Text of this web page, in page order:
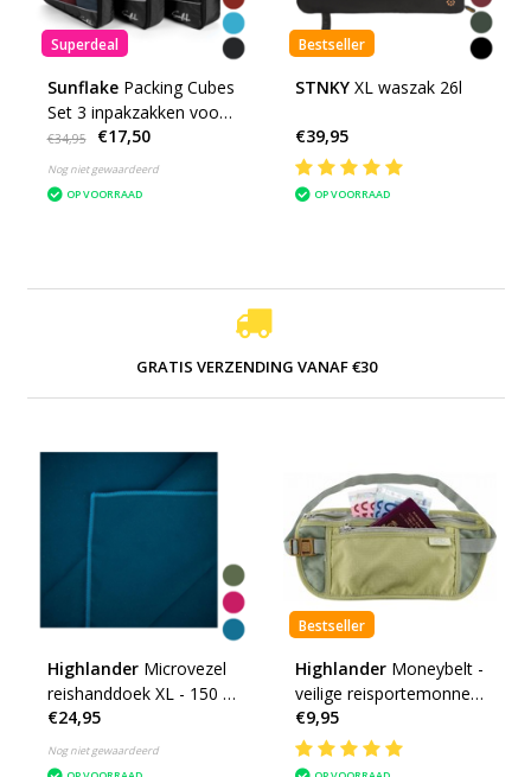
Superdeal
Sunflake Packing Cubes
Set 3 inpakzakken voor
backpack of koffer
€34,95 €17,50
Nog niet gewaardeerd
OP VOORRAAD
Bestseller
STNKY XL waszak 26l
€39,95
OP VOORRAAD
GRATIS VERZENDING VANAF €30
Highlander Microvezel
reishanddoek XL - 150 x
85cm - Large -
microfibre soft
€24,95
Nog niet gewaardeerd
Bestseller
Highlander Moneybelt -
veilige reisportemonnee
- beige
€9,95